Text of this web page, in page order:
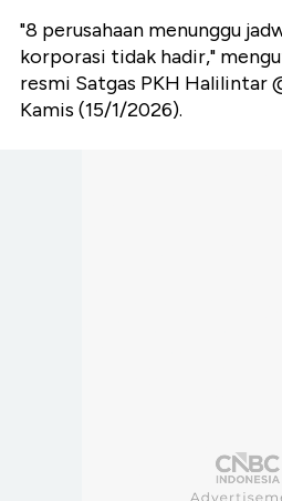
"8 perusahaan menunggu
korporasi tidak hadir,"
resmi Satgas PKH Halilintar
Kamis (15/1/2026).